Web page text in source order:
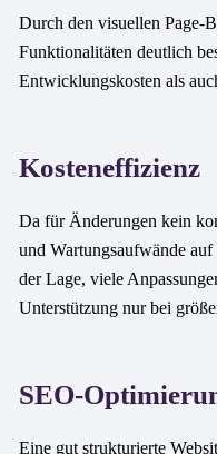
Durch den visuellen Page-
Funktionalitäten deutlich
Entwicklungskosten als
Kosteneffizienz
Da für Änderungen kein
und Wartungsaufwände
der Lage, viele
Unterstützung nur bei
SEO-
Eine gut strukturierte